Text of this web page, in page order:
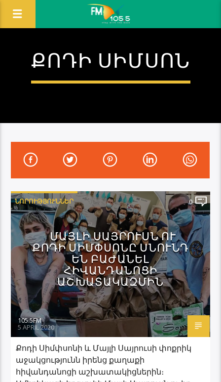
ՔՈԴԻ ՍԻՄՍՈՆ
ՆՈՐՈՒԹՅՈՒՆՆԵՐ 0
ՄԱՅԼԻ ՍԱՅՐՈՒՍՆ ՈՒ
ՔՈԴԻ ՍԻՄՓՍՈՆԸ ՍՆՈՒՆԴ
ԵՆ ԲԱԺԱՆԵԼ
ՀԻՎԱՆԴԱՆՈՑԻ
ԱՇԽԱՏԱԿԱԶՄԻՆ
105.5FM
5 APRIL 2020
Քոդի Սիմփսոնի և Մայլի Սայրուսի փոքրիկ
աջակցությունն իրենց քաղաքի
հիվանդանոցի աշխատակիցներին։